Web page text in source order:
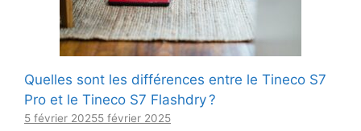
Quelles sont les différences entre le Tineco S7
Pro et le Tineco S7 Flashdry ?
5 février 20255 février 2025